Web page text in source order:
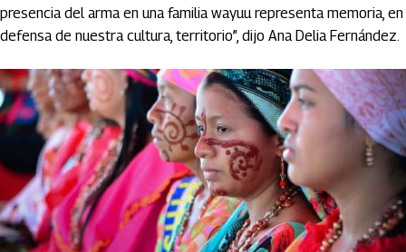
presencia del arma en una familia wayuu representa memoria, en
defensa de nuestra cultura, territorio”, dijo Ana Delia Fernández.